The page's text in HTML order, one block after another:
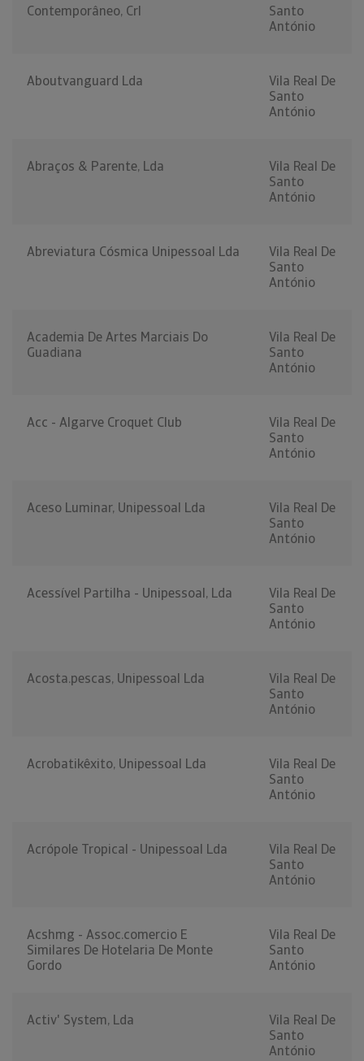
Contemporâneo, Crl
Santo
António
Aboutvanguard Lda
Vila Real De
Santo
António
Abraços & Parente, Lda
Vila Real De
Santo
António
Abreviatura Cósmica Unipessoal Lda
Vila Real De
Santo
António
Academia De Artes Marciais Do
Guadiana
Vila Real De
Santo
António
Acc - Algarve Croquet Club
Vila Real De
Santo
António
Aceso Luminar, Unipessoal Lda
Vila Real De
Santo
António
Acessível Partilha - Unipessoal, Lda
Vila Real De
Santo
António
Acosta.pescas, Unipessoal Lda
Vila Real De
Santo
António
Acrobatikêxito, Unipessoal Lda
Vila Real De
Santo
António
Acrópole Tropical - Unipessoal Lda
Vila Real De
Santo
António
Acshmg - Assoc.comercio E
Similares De Hotelaria De Monte
Gordo
Vila Real De
Santo
António
Activ' System, Lda
Vila Real De
Santo
António